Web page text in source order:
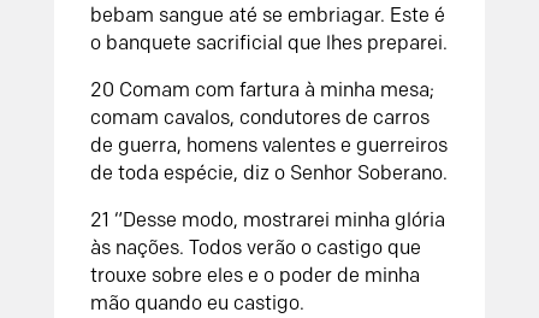
bebam sangue até se embriagar. Este é
o banquete sacrificial que lhes preparei.
20 Comam com fartura à minha mesa;
comam cavalos, condutores de carros
de guerra, homens valentes e guerreiros
de toda espécie, diz o Senhor Soberano.
21 “Desse modo, mostrarei minha glória
às nações. Todos verão o castigo que
trouxe sobre eles e o poder de minha
mão quando eu castigo.